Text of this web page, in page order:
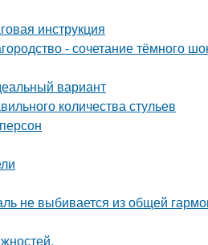
инструкция
- сочетание тёмного
вариант
количества стульев
не выбивается из общей